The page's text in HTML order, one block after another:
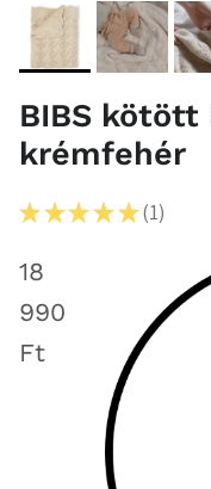
BIBS
krémfehér
★ ★ ★ ★ ★ 1
1
18
990
Ft